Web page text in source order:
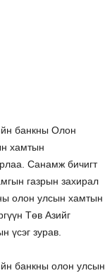
банкны Олон
хамтын
Санамж бичигт
газрын захирал
олон улсын хамтын
Төв Азийг
үсэг зурав.
банкны олон улсын